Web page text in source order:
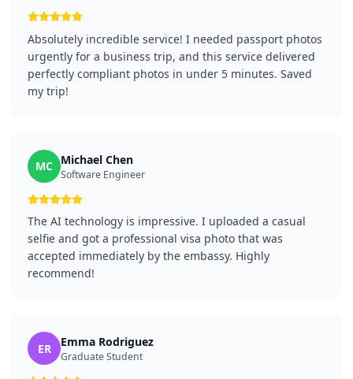
Absolutely incredible service! I needed passport photos
urgently for a business trip, and this service delivered
perfectly compliant photos in under 5 minutes. Saved
my trip!
MC Michael Chen
Software Engineer
The AI technology is impressive. I uploaded a casual
selfie and got a professional visa photo that was
accepted immediately by the embassy. Highly
recommend!
ER Emma Rodriguez
Graduate Student